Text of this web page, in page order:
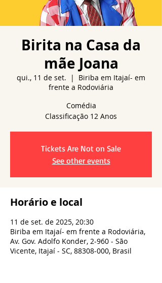
Birita na Casa da
mãe Joana
qui., 11 de set.
  |
Biriba em Itajaí- em
frente a Rodoviária
Comédia
Tickets Are Not on Sale
See other events
Horário e local
11 de set. de 2025, 20:30
Biriba em Itajaí- em frente a Rodoviária,
Av. Gov. Adolfo Konder, 2-960 - São
Vicente, Itajaí - SC, 88308-000, Brasil